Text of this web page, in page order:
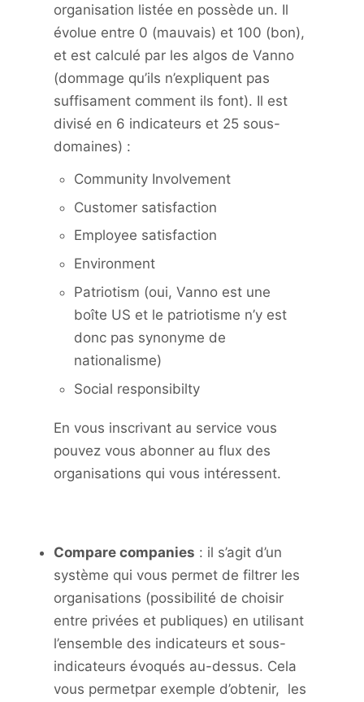
organisation listée en possède un. Il
évolue entre 0 (mauvais) et 100 (bon),
et est calculé par les algos de Vanno
(dommage qu’ils n’expliquent pas
suffisament comment ils font). Il est
divisé en 6 indicateurs et 25 sous-
domaines) :
Community Involvement
Customer satisfaction
Employee satisfaction
Environment
Patriotism (oui, Vanno est une
boîte US et le patriotisme n’y est
donc pas synonyme de
nationalisme)
Social responsibilty
En vous inscrivant au service vous
pouvez vous abonner au flux des
organisations qui vous intéressent.
Compare companies : il s’agit d’un
système qui vous permet de filtrer les
organisations (possibilité de choisir
entre privées et publiques) en utilisant
l’ensemble des indicateurs et sous-
indicateurs évoqués au-dessus. Cela
vous permetpar exemple d’obtenir, les